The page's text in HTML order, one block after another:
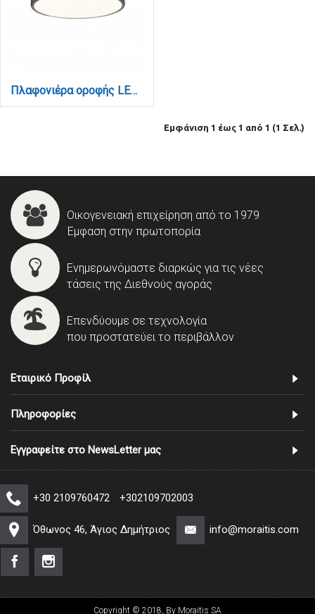
Πλαφονιέρα οροφής LED 24W 3CCT (by switch on base) σε μαύρη απόχρωση D:30x2,5cm (42036-D-Black)
Εμφάνιση 1 έως 1 από 1 (1 Σελ.)
Οικογενειακή επιχείρηση από το 1979
Έμφαση στην πρωτοπορία
Ενημερωνόμαστε διαρκώς για τις νέες
τάσεις της Διεθνούς αγοράς
Επενδύουμε σε τεχνολογία
που προστατεύει το περιβάλλον
Εταιρικό Προφίλ
Πληροφορίες
Εγγραφείτε στο NewsLetter μας
+30 2109760472 +302109702003
Όθωνος 46, Άγιος Δημήτριος info@moraitis.com
Copyright © 2018, By Moraitis SA